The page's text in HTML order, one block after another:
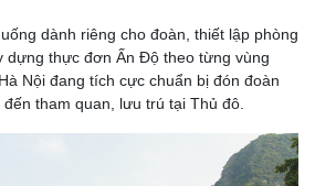
dành riêng cho đoàn, thiết lập phòng
dựng thực đơn Ấn Độ theo từng vùng
Nội đang tích cực chuẩn bị đón đoàn
tham quan, lưu trú tại Thủ đô.